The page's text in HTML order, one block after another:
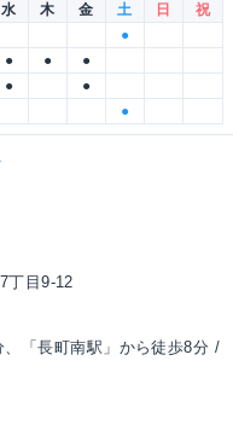
水 木 金 土 日
祝
●
● ●
●
●
●
●
丁目9-12
「長町南駅」から徒歩8分 /